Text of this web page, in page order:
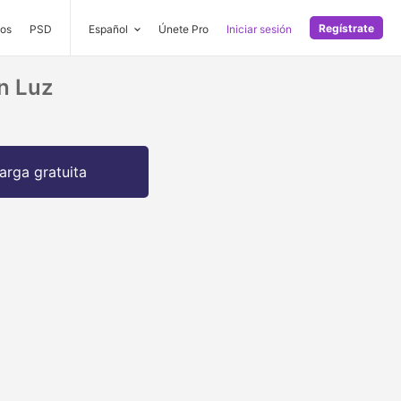
PSD Español Únete Pro Iniciar sesión Regístrate
Luz
gratuita